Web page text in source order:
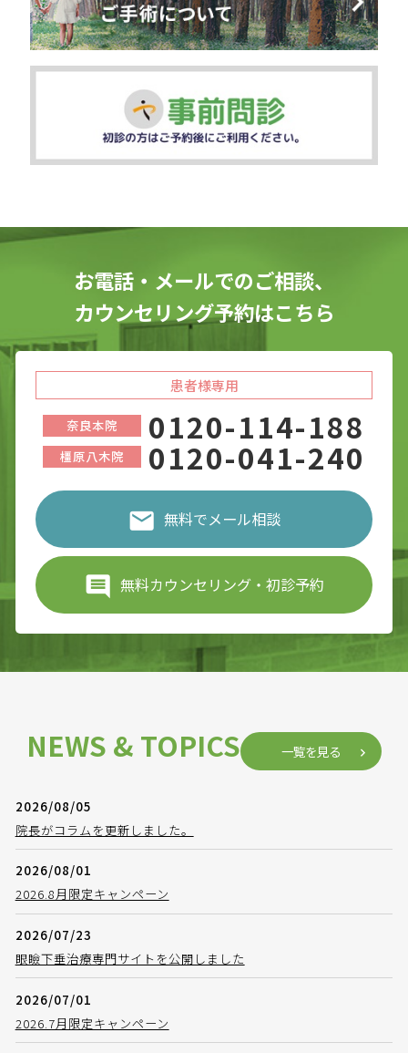
お電話・メールでのご相談、
カウンセリング予約はこちら
患者様専用
奈良本院 0120-114-188
橿原八木院 0120-041-240
無料でメール相談
無料カウンセリング・初診予約
NEWS & TOPICS 一覧を見る
2026/08/05
院長がコラムを更新しました。
2026/08/01
2026.8月限定キャンペーン
2026/07/23
眼瞼下垂治療専門サイトを公開しました
2026/07/01
2026.7月限定キャンペーン